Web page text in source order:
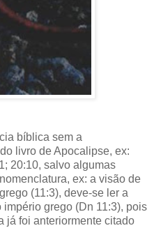
bíblica sem a
livro de Apocalipse, ex:
20:10, salvo algumas
ex: a visão de
(11:3), deve-se ler a
grego (Dn 11:3), pois
já foi anteriormente citado